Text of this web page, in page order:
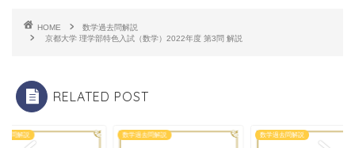
HOME
数学過去問解説
京都大学 理学部特色入試（数学）2022年度 第3問 解説
RELATED POST
去問解説 数学過去問解説 数学過去問解説